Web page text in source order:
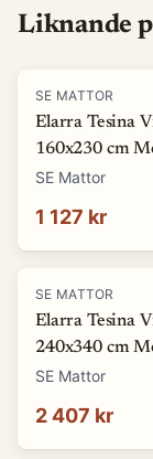
Liknande
SE MATTOR
Elarra Tesina
160x230 cm
Matta
SE Mattor
1 127 kr
SE MATTOR
Elarra Tesina
240x340 cm
Matta
SE Mattor
2 407 kr